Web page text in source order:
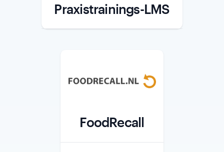
Praxistrainings-LMS
Role
FoodRecall
Role